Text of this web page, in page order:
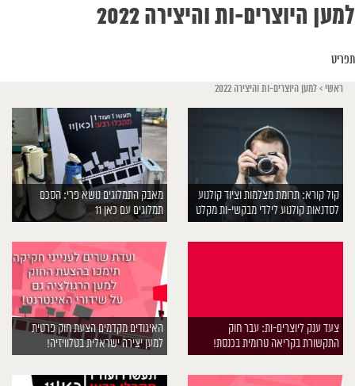
למען היוצרים-ות והיצירה 2022
תפריט
ראשי > למען היוצרים-ות והיצירה 2022
קול קורא: תרומת מצלמות וציוד קולנוע
לסדנאות קולנוע לילדי מבקשי-ות מקלט
מאבק התמלוגים נושא פרי: הסכם
תמלוגים עם כאן 11
צעד ענק ליוצרים-ות: עבר חוק
התקשורת בקריאה טרומית בכנסת!
האיגודים מקדמים הצעת חוק פרטית
למען יצירה ישראלית בטלוויזיה!